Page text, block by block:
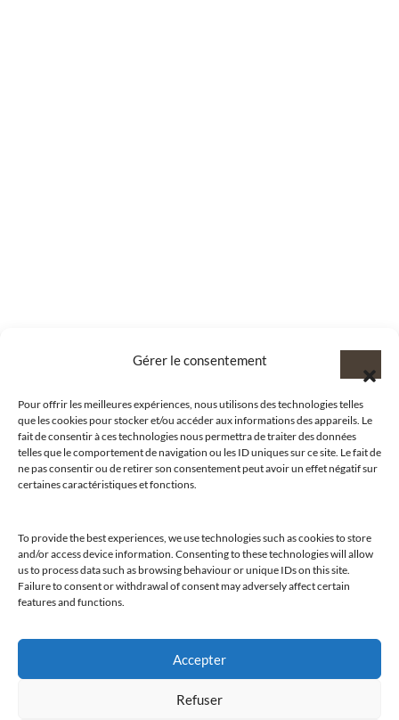
Gérer le consentement
Pour offrir les meilleures expériences, nous utilisons des technologies telles
que les cookies pour stocker et/ou accéder aux informations des appareils. Le
fait de consentir à ces technologies nous permettra de traiter des données
telles que le comportement de navigation ou les ID uniques sur ce site. Le fait de
ne pas consentir ou de retirer son consentement peut avoir un effet négatif sur
certaines caractéristiques et fonctions.
To provide the best experiences, we use technologies such as cookies to store
and/or access device information. Consenting to these technologies will allow
us to process data such as browsing behaviour or unique IDs on this site.
Failure to consent or withdrawal of consent may adversely affect certain
features and functions.
Accepter
Refuser
@clubamilcar
LUXURY SELECTIONS BY CLUB AMILCAR